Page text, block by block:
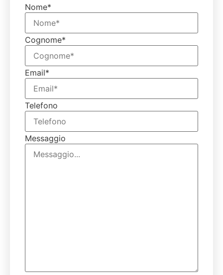
Nome*
Cognome*
Email*
Telefono
Messaggio